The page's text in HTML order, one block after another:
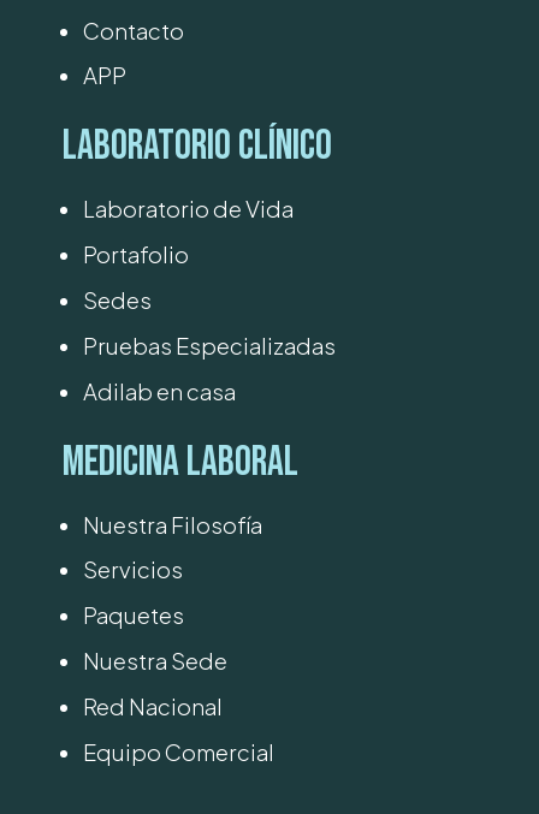
Contacto
APP
Laboratorio Clínico
Laboratorio de Vida
Portafolio
Sedes
Pruebas Especializadas
Adilab en casa
Medicina Laboral
Nuestra Filosofía
Servicios
Paquetes
Nuestra Sede
Red Nacional
Equipo Comercial